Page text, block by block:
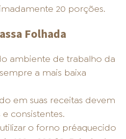
20 porções.
Folhada
ambiente de trabalho da
a mais baixa
em suas receitas devem
consistentes.
o forno préaquecido